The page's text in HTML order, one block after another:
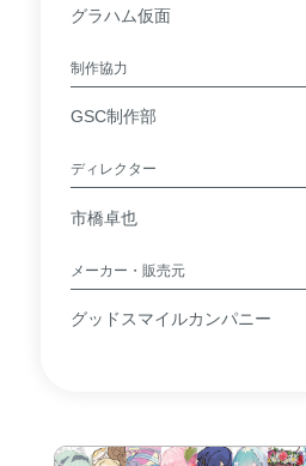
グラハム仮面
制作協力
GSC制作部
ディレクター
市橋卓也
メーカー・販売元
グッドスマイルカンパニー